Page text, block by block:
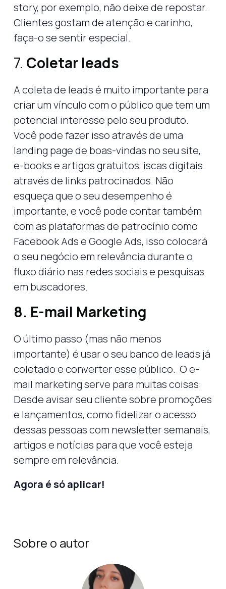
story, por exemplo, não deixe de repostar.
Clientes gostam de atenção e carinho,
faça-o se sentir especial.
7. Coletar leads
A coleta de leads é muito importante para
criar um vínculo com o público que tem um
potencial interesse pelo seu produto.
Você pode fazer isso através de uma
landing page de boas-vindas no seu site,
e-books e artigos gratuitos, iscas digitais
através de links patrocinados. Não
esqueça que o seu desempenho é
importante, e você pode contar também
com as plataformas de patrocínio como
Facebook Ads e Google Ads, isso colocará
o seu negócio em relevância durante o
fluxo diário nas redes sociais e pesquisas
em buscadores.
8. E-mail Marketing
O último passo (mas não menos
importante) é usar o seu banco de leads já
coletado e converter esse público. O e-
mail marketing serve para muitas coisas:
Desde avisar seu cliente sobre promoções
e lançamentos, como fidelizar o acesso
dessas pessoas com newsletter semanais,
artigos e notícias para que você esteja
sempre em relevância.
Agora é só aplicar!
Sobre o autor